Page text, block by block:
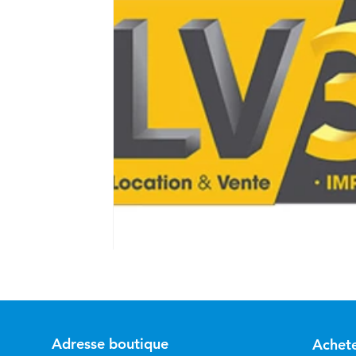
Filaments 3D PLA Acheter du Filament 3D
etre visible sur google Comment etre
imprimante3d Creality K2 plus combo
Adresse boutique